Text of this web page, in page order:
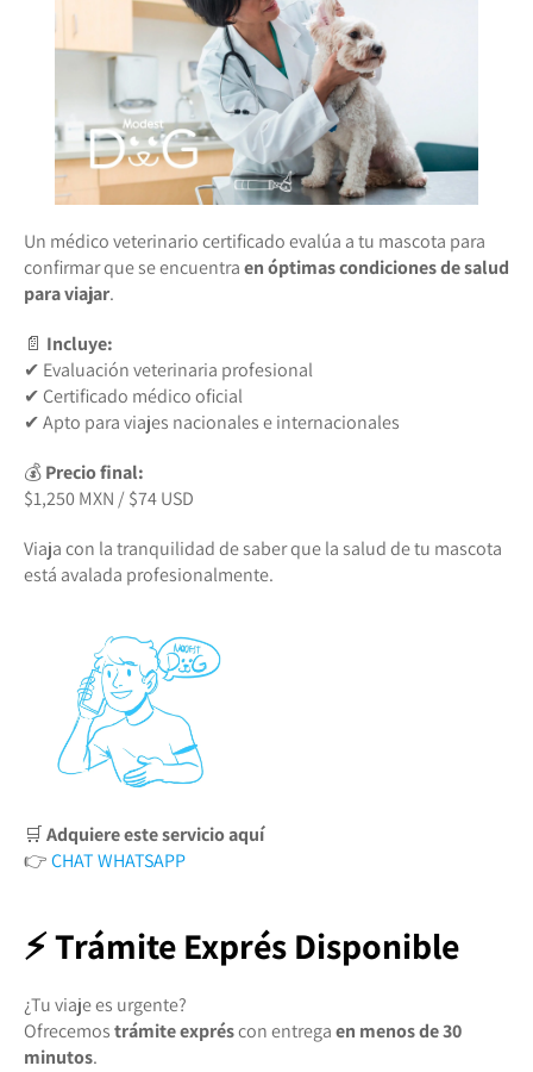
Un médico veterinario certificado evalúa a tu mascota para
confirmar que se encuentraen óptimas condiciones de salud
para viajar.
📄 Incluye:
✔ Evaluación veterinaria profesional
✔ Certificado médico oficial
✔ Apto para viajes nacionales e internacionales
💰Precio final:
$1,250 MXN / $74 USD
Viaja con la tranquilidad de saber que la salud de tu mascota
está avalada profesionalmente.
🛒Adquiere este servicio aquí
👉CHAT WHATSAPP
⚡ Trámite Exprés Disponible
¿Tu viaje es urgente?
Ofrecemostrámite expréscon entregaen menos de 30
minutos.